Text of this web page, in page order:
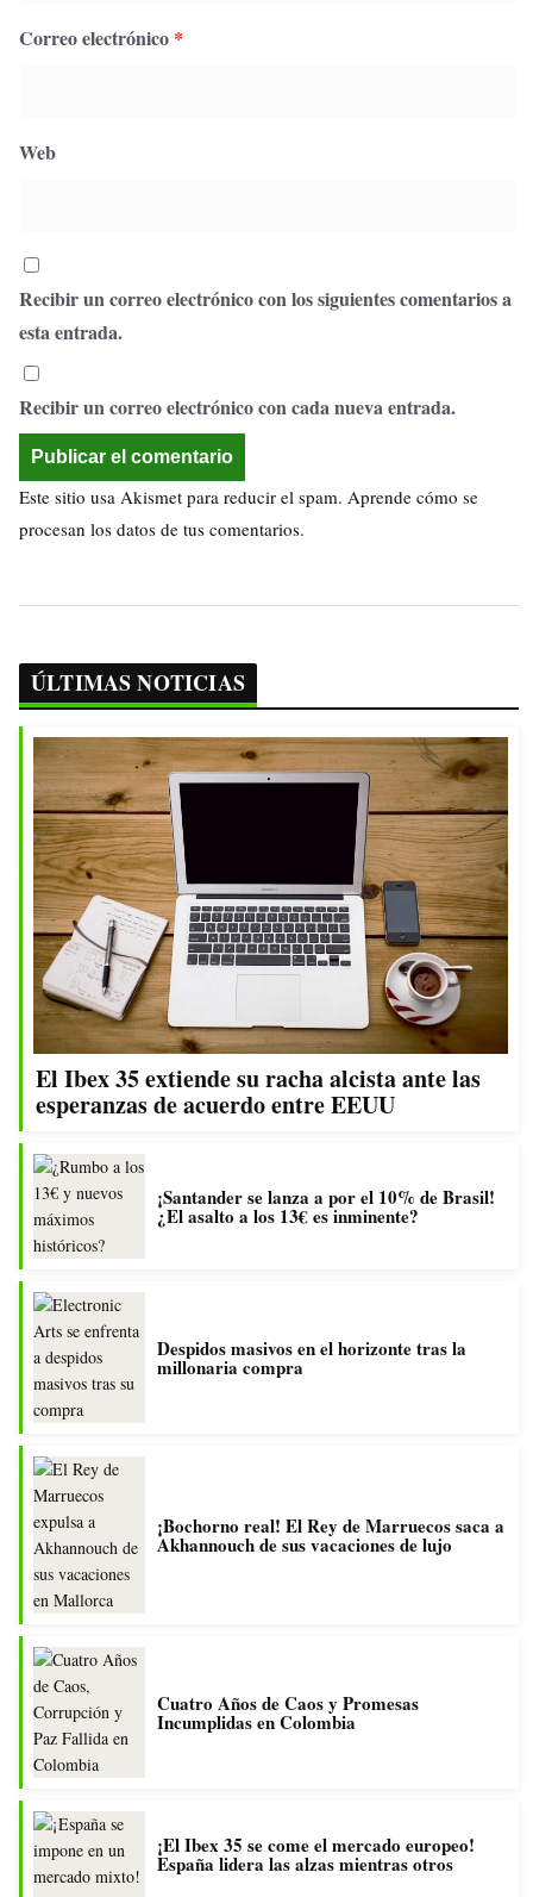
Correo electrónico *
Web
Recibir un correo electrónico con los siguientes comentarios a
esta entrada.
Recibir un correo electrónico con cada nueva entrada.
Este sitio usa Akismet para reducir el spam. Aprende cómo se
procesan los datos de tus comentarios.
ÚLTIMAS NOTICIAS
El Ibex 35 extiende su racha alcista ante las
esperanzas de acuerdo entre EEUU
¡Santander se lanza a por el 10% de Brasil!
¿El asalto a los 13€ es inminente?
Despidos masivos en el horizonte tras la
millonaria compra
¡Bochorno real! El Rey de Marruecos saca a
Akhannouch de sus vacaciones de lujo
Cuatro Años de Caos y Promesas
Incumplidas en Colombia
¡El Ibex 35 se come el mercado europeo!
España lidera las alzas mientras otros